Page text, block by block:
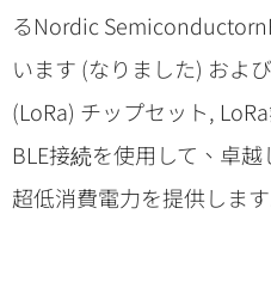
るNordic
います (なりました) およ
(LoRa) チップセット,
BLE接続を使用して、卓
超低消費電力を提供しま